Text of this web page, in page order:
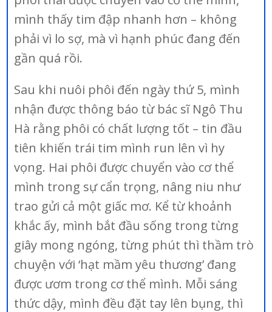
mình thấy tim đập nhanh hơn – không
phải vì lo sợ, mà vì hạnh phúc đang đến
gần quá rồi.
Sau khi nuôi phôi đến ngày thứ 5, mình
nhận được thông báo từ bác sĩ Ngô Thu
Hà rằng phôi có chất lượng tốt – tin đầu
tiên khiến trái tim mình run lên vì hy
vọng. Hai phôi được chuyển vào cơ thể
mình trong sự cẩn trọng, nâng niu như
trao gửi cả một giấc mơ. Kể từ khoảnh
khắc ấy, mình bắt đầu sống trong từng
giây mong ngóng, từng phút thì thầm trò
chuyện với ‘hạt mầm yêu thương’ đang
được ươm trong cơ thể mình. Mỗi sáng
thức dậy, mình đều đặt tay lên bụng, thì